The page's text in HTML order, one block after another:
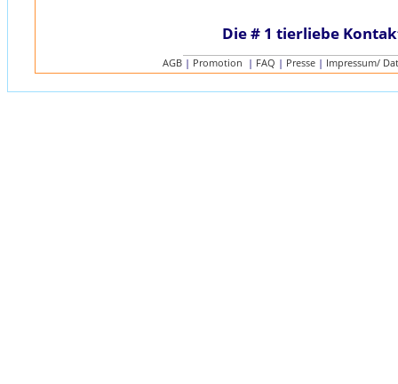
Die # 1 tierliebe
AGB | Promotion | FAQ | Presse | Impressum/